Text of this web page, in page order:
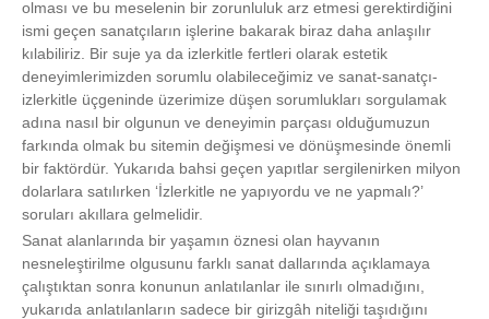
olması ve bu meselenin bir zorunluluk arz etmesi gerektirdiğini
ismi geçen sanatçıların işlerine bakarak biraz daha anlaşılır
kılabiliriz. Bir suje ya da izlerkitle fertleri olarak estetik
deneyimlerimizden sorumlu olabileceğimiz ve sanat-sanatçı-
izlerkitle üçgeninde üzerimize düşen sorumlukları sorgulamak
adına nasıl bir olgunun ve deneyimin parçası olduğumuzun
farkında olmak bu sitemin değişmesi ve dönüşmesinde önemli
bir faktördür. Yukarıda bahsi geçen yapıtlar sergilenirken milyon
dolarlara satılırken ‘İzlerkitle ne yapıyordu ve ne yapmalı?’
soruları akıllara gelmelidir.
Sanat alanlarında bir yaşamın öznesi olan hayvanın
nesneleştirilme olgusunu farklı sanat dallarında açıklamaya
çalıştıktan sonra konunun anlatılanlar ile sınırlı olmadığını,
yukarıda anlatılanların sadece bir girizgâh niteliği taşıdığını